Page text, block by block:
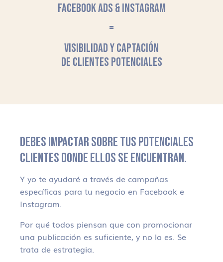
FACEBOOK ADS & INSTAGRAM
=
VISIBILIDAD Y CAPTACIÓN
DE CLIENTES POTENCIALES
DEBES IMPACTAR SOBRE TUS POTENCIALES
CLIENTES DONDE ELLOS SE ENCUENTRAN.
Y yo te ayudaré a través de campañas
específicas para tu negocio en Facebook e
Instagram.
Por qué todos piensan que con promocionar
una publicación es suficiente, y no lo es. Se
trata de estrategia.